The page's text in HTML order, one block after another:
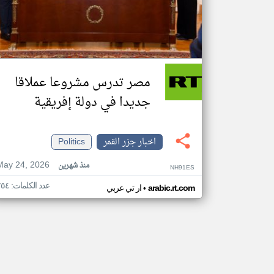
مصر تدرس مشروعا عملاقا
جديدا في دولة إفريقية
اخبار جزر القمر
Politics
24, 2026
منذ شهرين NH91ES
ار تي عربي• arabic.rt.com عدد الكلمات: ٢٥٤